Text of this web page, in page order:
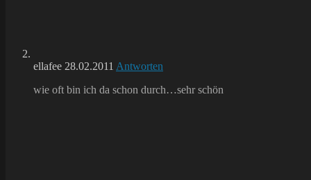
ellafee 28.02.2011 Antworten
wie oft bin ich da schon durch…sehr schön